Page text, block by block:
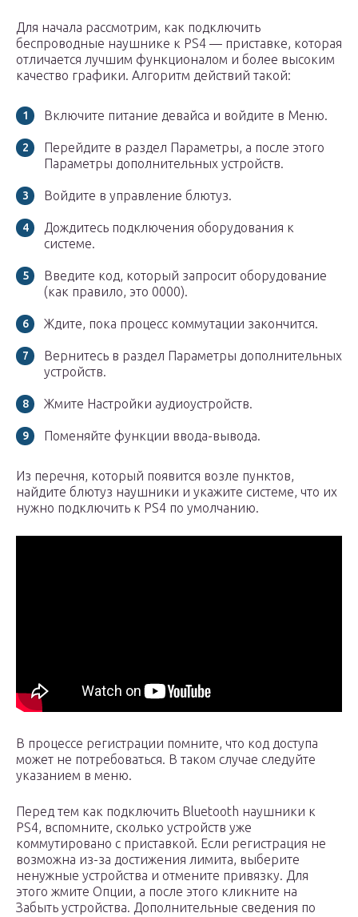
Для начала рассмотрим, как подключить
беспроводные наушнике к PS4 — приставке, которая
отличается лучшим функционалом и более высоким
качество графики. Алгоритм действий такой:
Включите питание девайса и войдите в Меню.
Перейдите в раздел Параметры, а после этого
Параметры дополнительных устройств.
Войдите в управление блютуз.
Дождитесь подключения оборудования к
системе.
Введите код, который запросит оборудование
(как правило, это 0000).
Ждите, пока процесс коммутации закончится.
Вернитесь в раздел Параметры дополнительных
устройств.
Жмите Настройки аудиоустройств.
Поменяйте функции ввода-вывода.
Из перечня, который появится возле пунктов,
найдите блютуз наушники и укажите системе, что их
нужно подключить к PS4 по умолчанию.
В процессе регистрации помните, что код доступа
может не потребоваться. В таком случае следуйте
указанием в меню.
Перед тем как подключить Bluetooth наушники к
PS4, вспомните, сколько устройств уже
коммутировано с приставкой. Если регистрация не
возможна из-за достижения лимита, выберите
ненужные устройства и отмените привязку. Для
этого жмите Опции, а после этого кликните на
Забыть устройства. Дополнительные сведения по